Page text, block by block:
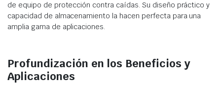
de equipo de protección contra caídas. Su diseño práctico y
capacidad de almacenamiento la hacen perfecta para una
amplia gama de aplicaciones.
Profundización en los Beneficios y
Aplicaciones